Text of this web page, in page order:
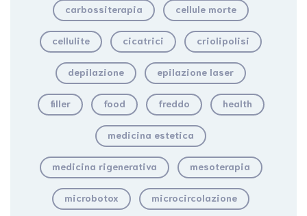
carbossiterapia cellule morte
cellulite cicatrici criolipolisi
depilazione epilazione laser
filler food freddo health
medicina estetica
medicina rigenerativa mesoterapia
microbotox microcircolazione